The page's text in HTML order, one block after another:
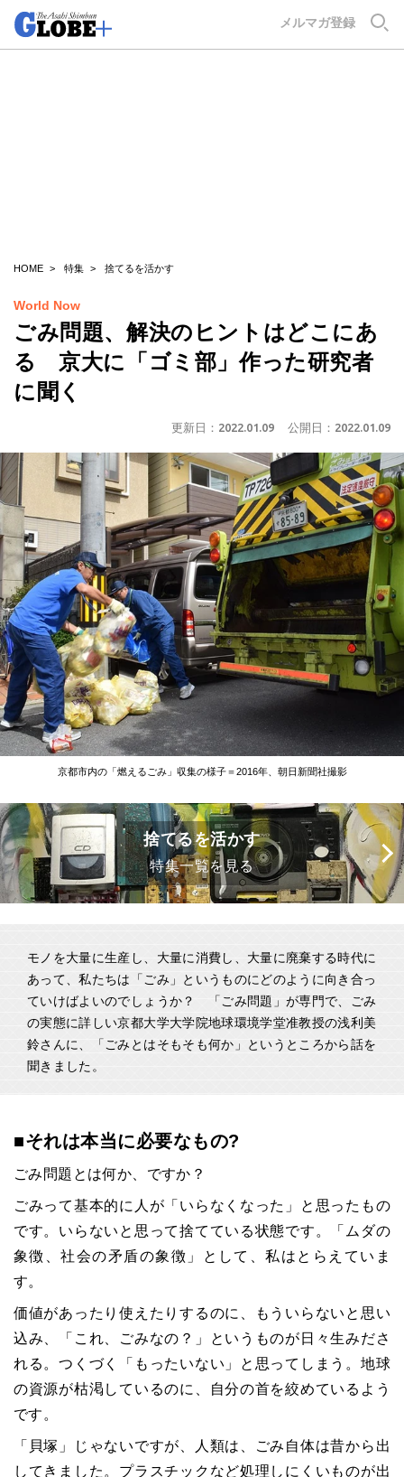
メルマガ登録
HOME 特集 捨てるを活かす
World Now
ごみ問題、解決のヒントはどこにあ
る 京大に「ゴミ部」作った研究者
に聞く
更新日： 2022.01.09 公開日： 2022.01.09
京都市内の「燃えるごみ」収集の様子＝2016年、朝日新聞社撮影
捨てるを活かす
特集一覧を見る
モノを大量に生産し、大量に消費し、大量に廃棄する時代に
あって、私たちは「ごみ」というものにどのように向き合っ
ていけばよいのでしょうか？ 「ごみ問題」が専門で、ごみ
の実態に詳しい京都大学大学院地球環境学堂准教授の浅利美
鈴さんに、「ごみとはそもそも何か」というところから話を
聞きました。
■それは本当に必要なもの?
ごみ問題とは何か、ですか？
ごみって基本的に人が「いらなくなった」と思ったもの
です。いらないと思って捨てている状態です。「ムダの
象徴、社会の矛盾の象徴」として、私はとらえていま
す。
価値があったり使えたりするのに、もういらないと思い
込み、「これ、ごみなの？」というものが日々生みださ
れる。つくづく「もったいない」と思ってしまう。地球
の資源が枯渇しているのに、自分の首を絞めているよう
です。
「貝塚」じゃないですが、人類は、ごみ自体は昔から出
してきました。プラスチックなど処理しにくいものが出